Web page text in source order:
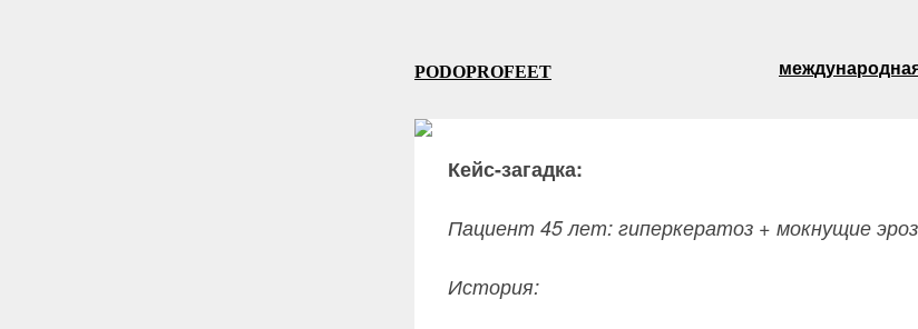
PODOPROFEET
Кейс-загадка:
Пациент 45 лет: гиперкератоз + мокнущие
История: